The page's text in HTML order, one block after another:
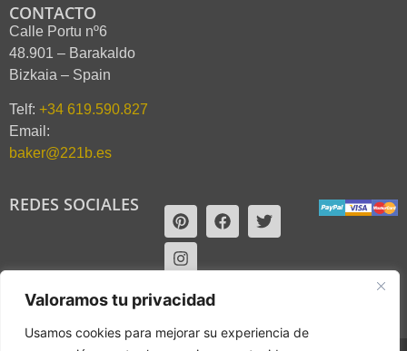
Valoramos tu privacidad
Usamos cookies para mejorar su experiencia de
CONTACTO
Calle Portu nº6
48.901 – Barakaldo
Bizkaia – Spain
Telf: +34 619.590.827
Email:
baker@221b.es
REDES SOCIALES